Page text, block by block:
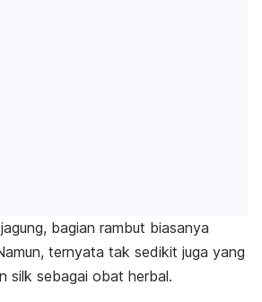
bagian rambut biasanya
ternyata tak sedikit juga yang
silk sebagai obat herbal.